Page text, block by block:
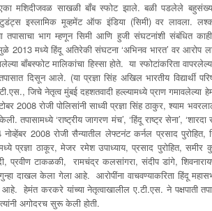
मशिदीजवळ साखळी बॉंब स्फोट झाले. बळी पडलेले बहुसंख्य
इस्लामिक मूव्हमेंट ऑफ इंडिया (सिमी) वर लावला.
तपासाचा भाग म्हणून सिमी आणि हुजी संघटनांशी संबंधित
2013 मध्ये हिंदू अतिरेकी संघटना ‘अभिनव भारत’ वर आरोप
बॉंबस्फोट मालिकांचा हिस्सा होते. या स्फोटांकरिता
दिसून आले. (या प्रज्ञा सिंह अखिल भारतीय विद्यार्थी
जिचे नेतृत्व मुंबई दहशतवादी हल्ल्यामध्ये प्राण गमावलेल्या
2008 रोजी पोलिसांनी साध्वी प्रज्ञा सिंह ठाकुर, श्याम
तपासामध्ये ‘राष्ट्रीय जागरण मंच’, ‘हिंदू राष्ट्र सेना’, ‘शारदा
2008 रोजी सैन्यातील लेफ्टनंट कर्नल प्रसाद पुरोहित,
ठाकूर, मेजर रमेश उपाध्याय, प्रसाद पुरोहित, समीर
प्रवीण टाकळकी, रामचंद्र कलसांगरा, संदीप डांगे,
दाखल केला गेला आहे. आरोपींना वाचवण्याकरिता हिंदू
आहे. हेमंत करकरे यांच्या नेतृत्वाखालील ए.टी.एस. ने पक्षपाती
अगोदरच सुरू केली होती.